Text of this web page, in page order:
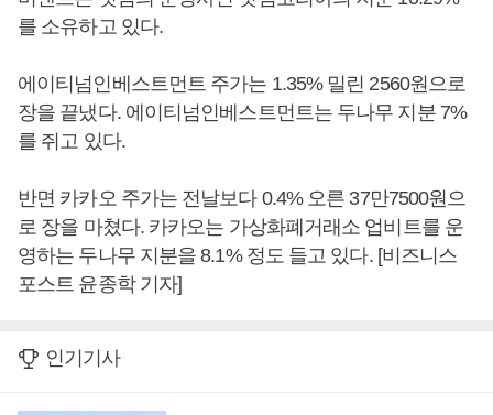
를 소유하고 있다.
에이티넘인베스트먼트 주가는 1.35% 밀린 2560원으로
장을 끝냈다. 에이티넘인베스트먼트는 두나무 지분 7%
를 쥐고 있다.
반면 카카오 주가는 전날보다 0.4% 오른 37만7500원으
로 장을 마쳤다. 카카오는 가상화폐거래소 업비트를 운
영하는 두나무 지분을 8.1% 정도 들고 있다. [비즈니스
포스트 윤종학 기자]
인기기사